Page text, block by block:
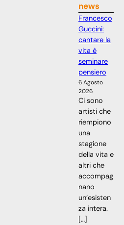
news
Francesco
Guccini:
cantare la
vita è
seminare
pensiero
6 Agosto
2026
Ci sono
artisti che
riempiono
una
stagione
della vita e
altri che
accompag
nano
un’esisten
za intera.
[…]